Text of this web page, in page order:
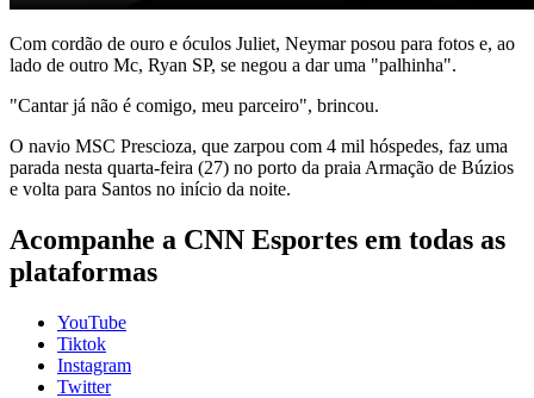
Com cordão de ouro e óculos Juliet, Neymar posou para fotos e, ao
lado de outro Mc, Ryan SP, se negou a dar uma "palhinha".
"Cantar já não é comigo, meu parceiro", brincou.
O navio MSC Prescioza, que zarpou com 4 mil hóspedes, faz uma
parada nesta quarta-feira (27) no porto da praia Armação de Búzios
e volta para Santos no início da noite.
Acompanhe a CNN Esportes em todas as
plataformas
YouTube
Tiktok
Instagram
Twitter